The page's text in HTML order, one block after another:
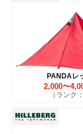
PANDAレ
2,000〜
（ランク：